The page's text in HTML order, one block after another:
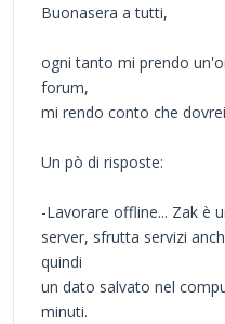
Buonasera a tutti,
ogni tanto mi prendo
forum,
mi rendo conto che
Un pò di risposte:
-Lavorare offline... Zak è
server, sfrutta servizi
quindi
un dato salvato nel
minuti.